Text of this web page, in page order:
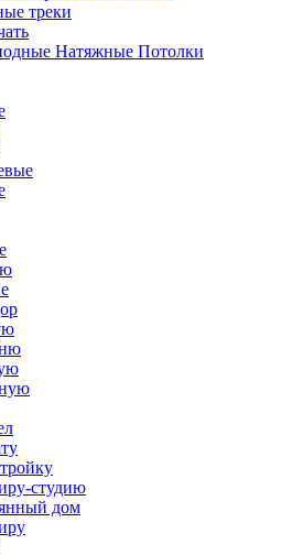
треки
Натяжные Потолки
студию
дом